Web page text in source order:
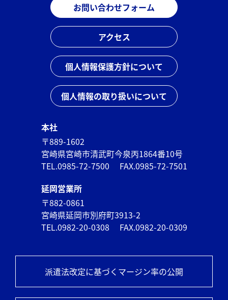
お問い合わせフォーム
アクセス
個人情報保護方針について
個人情報の取り扱いについて
本社
〒889-1602
宮崎県宮崎市清武町今泉丙1864番10号
TEL.0985-72-7500
FAX.0985-72-7501
延岡営業所
〒882-0861
宮崎県延岡市別府町3913-2
TEL.0982-20-0308
FAX.0982-20-0309
派遣法改定に基づくマージン率の公開